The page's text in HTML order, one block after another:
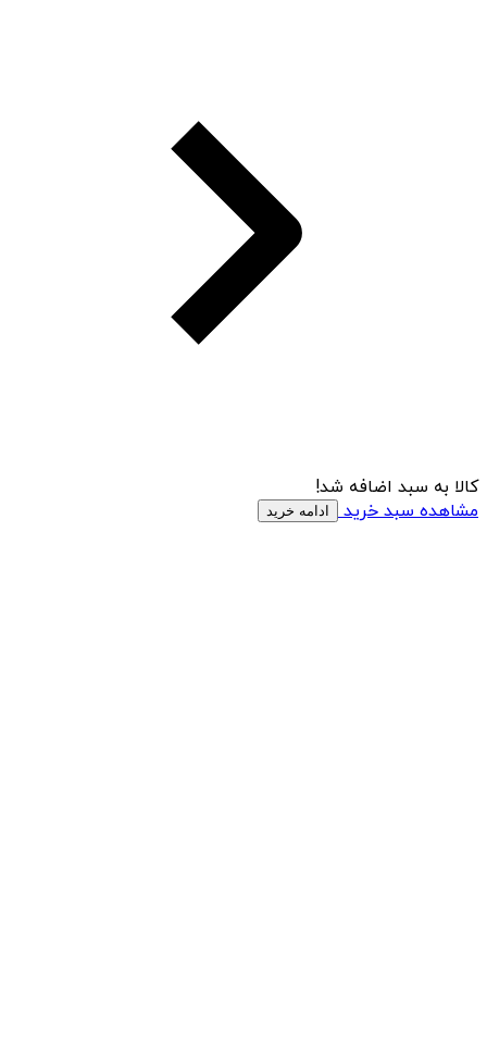
کالا به سبد اضافه شد!
مشاهده سبد خرید
ادامه خرید